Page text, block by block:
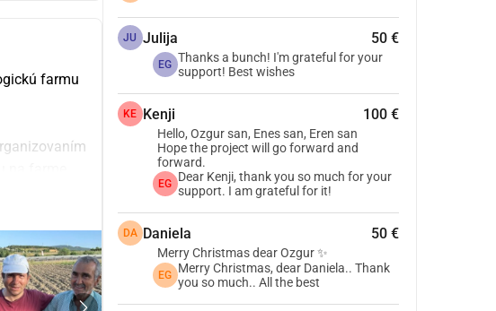
farmu
JU Julija 50 €
EG Thanks a bunch! I'm grateful for your
support! Best wishes
KE Kenji 100 €
Hello, Ozgur san, Enes san, Eren san
Hope the project will go forward and
forward.
EG Dear Kenji, thank you so much for your
support. I am grateful for it!
DA Daniela 50 €
Merry Christmas dear Ozgur ✨
EG Merry Christmas, dear Daniela.. Thank
you so much.. All the best